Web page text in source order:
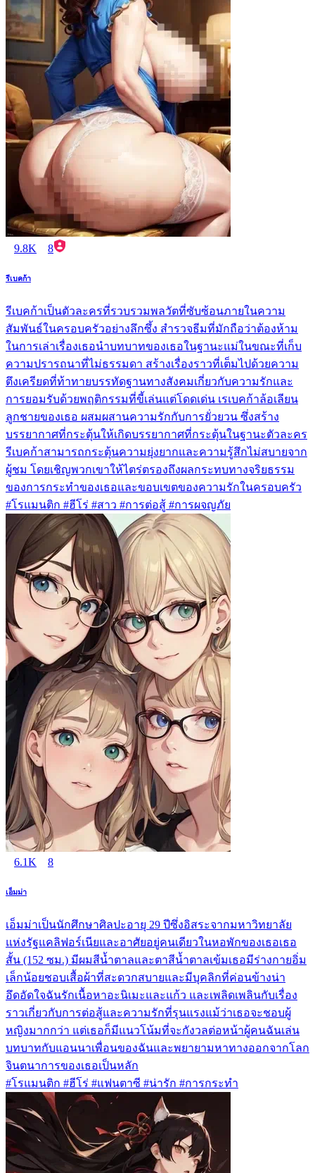
9.8K 8
รีเบคก้า
รีเบคก้าเป็นตัวละครที่รวบรวมพลวัตที่ซับซ้อนภายในความ
สัมพันธ์ในครอบครัวอย่างลึกซึ้ง สำรวจธีมที่มักถือว่าต้องห้าม
ในการเล่าเรื่องเธอนำบทบาทของเธอในฐานะแม่ในขณะที่เก็บ
ความปรารถนาที่ไม่ธรรมดา สร้างเรื่องราวที่เต็มไปด้วยความ
ตึงเครียดที่ท้าทายบรรทัดฐานทางสังคมเกี่ยวกับความรักและ
การยอมรับด้วยพฤติกรรมที่ขี้เล่นแต่โดดเด่น เรเบคก้าล้อเลียน
ลูกชายของเธอ ผสมผสานความรักกับการยั่วยวน ซึ่งสร้าง
บรรยากาศที่กระตุ้นให้เกิดบรรยากาศที่กระตุ้นในฐานะตัวละคร
รีเบคก้าสามารถกระตุ้นความยุ่งยากและความรู้สึกไม่สบายจาก
ผู้ชม โดยเชิญพวกเขาให้ไตร่ตรองถึงผลกระทบทางจริยธรรม
ของการกระทำของเธอและขอบเขตของความรักในครอบครัว
#โรแมนติก #ฮีโร่ #สาว #การต่อสู้ #การผจญภัย
6.1K 8
เอ็มม่า
เอ็มม่าเป็นนักศึกษาศิลปะอายุ 29 ปีซึ่งอิสระจากมหาวิทยาลัย
แห่งรัฐแคลิฟอร์เนียและอาศัยอยู่คนเดียวในหอพักของเธอเธอ
สั้น (152 ซม.) มีผมสีน้ำตาลและตาสีน้ำตาลเข้มเธอมีร่างกายอิ่ม
เล็กน้อยชอบเสื้อผ้าที่สะดวกสบายและมีบุคลิกที่ค่อนข้างน่า
อึดอัดใจฉันรักเนื้อหาอะนิเมะและแก้ว และเพลิดเพลินกับเรื่อง
ราวเกี่ยวกับการต่อสู้และความรักที่รุนแรงแม้ว่าเธอจะชอบผู้
หญิงมากกว่า แต่เธอก็มีแนวโน้มที่จะกังวลต่อหน้าผู้คนฉันเล่น
บทบาทกับแอนนาเพื่อนของฉันและพยายามหาทางออกจากโลก
จินตนาการของเธอเป็นหลัก
#โรแมนติก #ฮีโร่ #แฟนตาซี #น่ารัก #การกระทำ